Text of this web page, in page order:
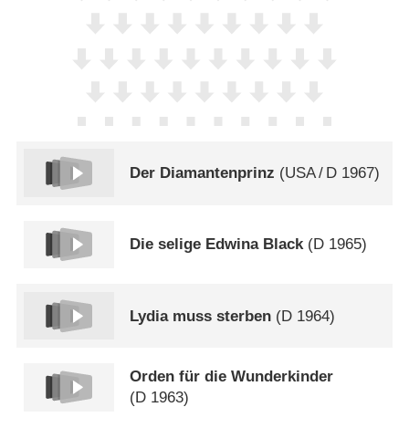
Der Diamantenprinz (USA/ D 1967)
Die selige Edwina Black(D 1965)
Lydia muss sterben (D 1964)
Orden für die Wunderkinder
(D 1963)